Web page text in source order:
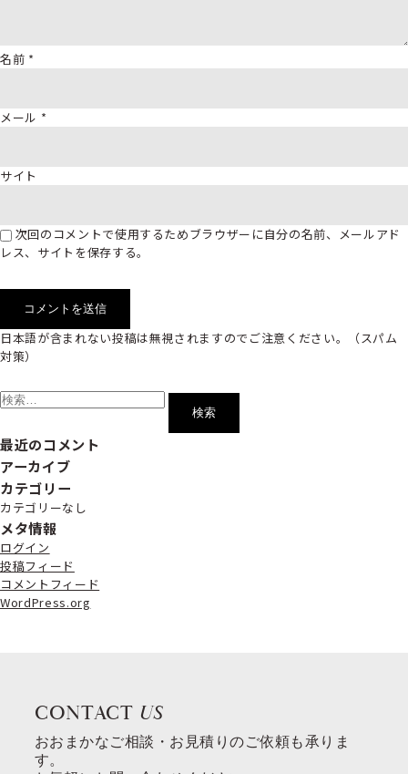
名前 *
メール *
サイト
次回のコメントで使用するためブラウザーに自分の名前、メールアド
レス、サイトを保存する。
日本語が含まれない投稿は無視されますのでご注意ください。（スパム
対策）
索:
最近のコメント
アーカイブ
カテゴリー
カテゴリーなし
メタ情報
ログイン
投稿フィード
コメントフィード
WordPress.org
CONTACT US
おおまかなご相談・お見積りのご依頼も承りま
す。